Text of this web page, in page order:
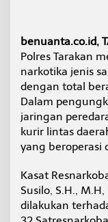
benuanta.co.id,
Polres Tarakan
narkotika jenis
dengan total
Dalam
jaringan
kurir lintas
yang beroperasi
Kasat
Susilo, S.H.,
dilakukan